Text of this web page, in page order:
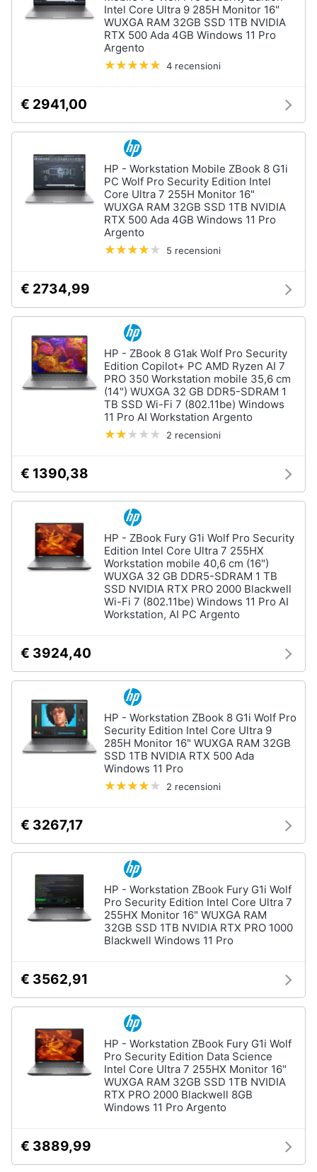
Intel Core Ultra 9 285H Monitor 16"
WUXGA RAM 32GB SSD 1TB NVIDIA
RTX 500 Ada 4GB Windows 11 Pro
Argento
4 recensioni
€ 2941,00
HP - Workstation Mobile ZBook 8 G1i
PC Wolf Pro Security Edition Intel
Core Ultra 7 255H Monitor 16"
WUXGA RAM 32GB SSD 1TB NVIDIA
RTX 500 Ada 4GB Windows 11 Pro
Argento
5 recensioni
€ 2734,99
HP - ZBook 8 G1ak Wolf Pro Security
Edition Copilot+ PC AMD Ryzen AI 7
PRO 350 Workstation mobile 35,6 cm
(14") WUXGA 32 GB DDR5-SDRAM 1
TB SSD Wi-Fi 7 (802.11be) Windows
11 Pro AI Workstation Argento
2 recensioni
€ 1390,38
HP - ZBook Fury G1i Wolf Pro Security
Edition Intel Core Ultra 7 255HX
Workstation mobile 40,6 cm (16")
WUXGA 32 GB DDR5-SDRAM 1 TB
SSD NVIDIA RTX PRO 2000 Blackwell
Wi-Fi 7 (802.11be) Windows 11 Pro AI
Workstation, AI PC Argento
€ 3924,40
HP - Workstation ZBook 8 G1i Wolf Pro
Security Edition Intel Core Ultra 9
285H Monitor 16" WUXGA RAM 32GB
SSD 1TB NVIDIA RTX 500 Ada
Windows 11 Pro
2 recensioni
€ 3267,17
HP - Workstation ZBook Fury G1i Wolf
Pro Security Edition Intel Core Ultra 7
255HX Monitor 16" WUXGA RAM
32GB SSD 1TB NVIDIA RTX PRO 1000
Blackwell Windows 11 Pro
€ 3562,91
HP - Workstation ZBook Fury G1i Wolf
Pro Security Edition Data Science
Intel Core Ultra 7 255HX Monitor 16"
WUXGA RAM 32GB SSD 1TB NVIDIA
RTX PRO 2000 Blackwell 8GB
Windows 11 Pro Argento
€ 3889,99